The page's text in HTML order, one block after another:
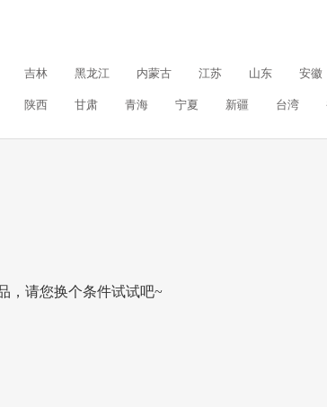
吉林 黑龙江 内蒙古 江苏 山东 安徽
陕西 甘肃 青海 宁夏 新疆 台湾
，请您换个条件试试吧~